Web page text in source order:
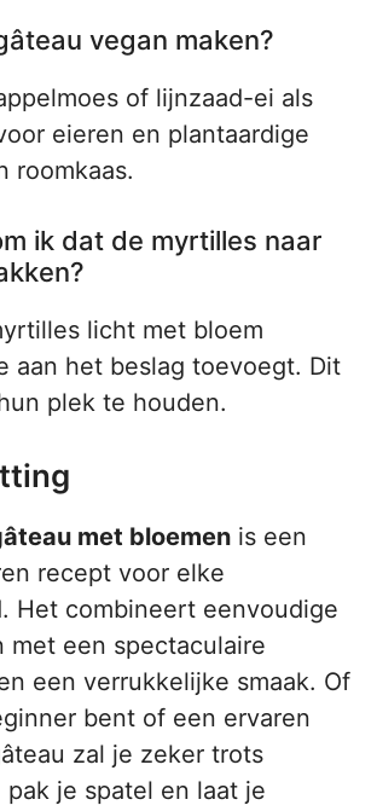
vegan maken?
of lijnzaad-ei als
eieren en plantaardige
roomkaas.
ik dat de myrtilles naar
licht met bloem
aan het beslag toevoegt. Dit
plek te houden.
met bloemen is een
recept voor elke
Het combineert eenvoudige
met een spectaculaire
een verrukkelijke smaak. Of
bent of een ervaren
zal je zeker trots
pak je spatel en laat je